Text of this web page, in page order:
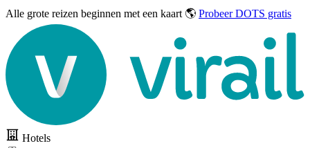
Alle grote reizen beginnen met een kaart 🌎 Probeer DOTS gratis
Hotels